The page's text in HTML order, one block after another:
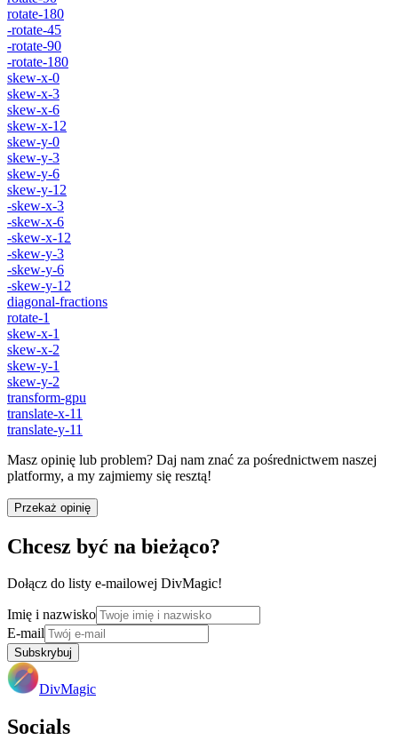
rotate-180
-rotate-45
-rotate-90
-rotate-180
skew-x-0
skew-x-3
skew-x-6
skew-x-12
skew-y-0
skew-y-3
skew-y-6
skew-y-12
-skew-x-3
-skew-x-6
-skew-x-12
-skew-y-3
-skew-y-6
-skew-y-12
diagonal-fractions
rotate-1
skew-x-1
skew-x-2
skew-y-1
skew-y-2
transform-gpu
translate-x-11
translate-y-11
Masz opinię lub problem? Daj nam znać za pośrednictwem naszej
platformy, a my zajmiemy się resztą!
Przekaż opinię
Chcesz być na bieżąco?
Dołącz do listy e-mailowej DivMagic!
Imię i nazwisko
E-mail
Subskrybuj
DivMagic
Socials